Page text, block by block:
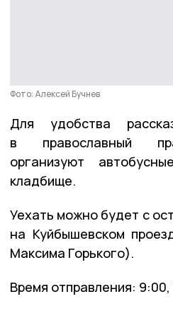
Фото: Алексей Бучнев
Для удобства
в православный
организуют
кладбище.
Уехать можно будет с
на Куйбышевском
Максима Горького).
Время отправления: 9:00,